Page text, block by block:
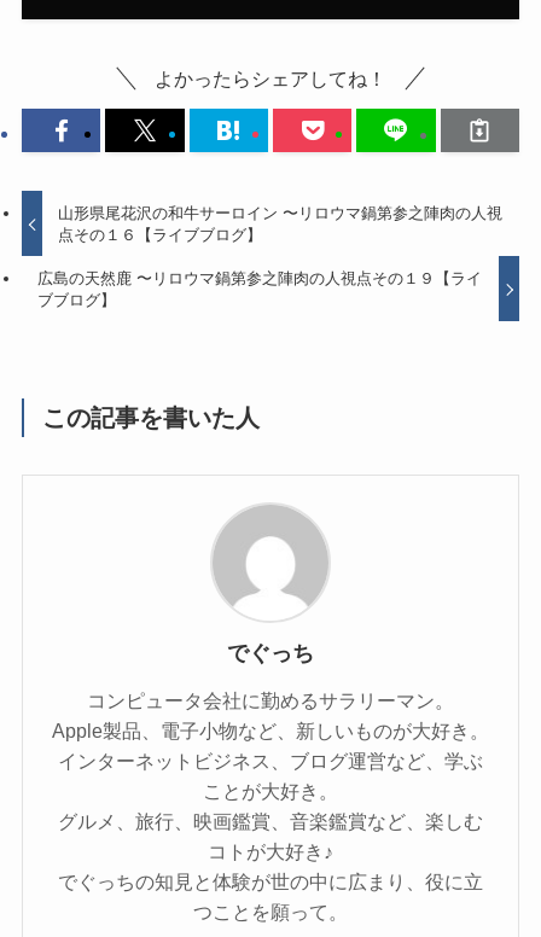
よかったらシェアしてね！
山形県尾花沢の和牛サーロイン 〜リロウマ鍋第参之陣肉の人視
点その１６【ライブブログ】
広島の天然鹿 〜リロウマ鍋第参之陣肉の人視点その１９【ライ
ブブログ】
この記事を書いた人
でぐっち
コンピュータ会社に勤めるサラリーマン。
Apple製品、電子小物など、新しいものが大好き。
インターネットビジネス、ブログ運営など、学ぶ
ことが大好き。
グルメ、旅行、映画鑑賞、音楽鑑賞など、楽しむ
コトが大好き♪
でぐっちの知見と体験が世の中に広まり、役に立
つことを願って。